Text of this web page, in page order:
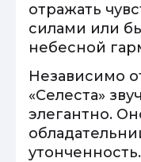
отражать
силами или
небесной
Независимо
«Селеста»
элегантно.
утонченность.